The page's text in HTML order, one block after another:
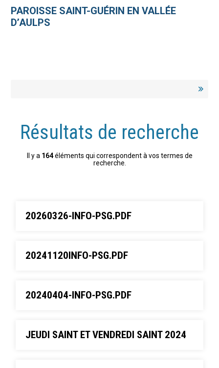
contenu.
personnelsPAROISSE SAINT-GUÉRIN EN VALLÉE
D’AULPS
Résultats de recherche
Il y a 164éléments qui correspondent à vos termes de
recherche.
20260326-INFO-PSG.PDF
20241120INFO-PSG.PDF
20240404-INFO-PSG.PDF
JEUDI SAINT ET VENDREDI SAINT 2024